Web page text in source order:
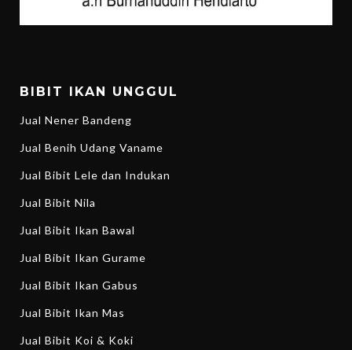
BIBIT IKAN UNGGUL
Jual Nener Bandeng
Jual Benih Udang Vaname
Jual Bibit Lele dan Indukan
Jual Bibit Nila
Jual Bibit Ikan Bawal
Jual Bibit Ikan Gurame
Jual Bibit Ikan Gabus
Jual Bibit Ikan Mas
Jual Bibit Koi & Koki